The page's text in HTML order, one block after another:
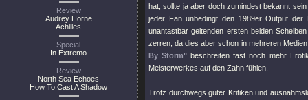
Review
Audrey Horne
Achilles
Special
In Extremo
Review
North Sea Echoes
How To Cast A Shadow
hat, sollte ja aber doch zumindest bekannt
jeder Fan unbedingt den 1989er Output
unantastbar geltenden ersten beiden
zerren, da dies aber schon in mehreren
By Storm" beschreiten fast noch mehr
Meisterwerkes auf den Zahn fühlen.
Trotz durchwegs guter Kritiken und